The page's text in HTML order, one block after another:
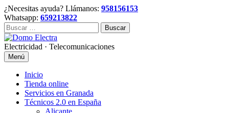
Skip
to
content
¿Necesitas ayuda? Llámanos: 958156153
Whatsapp: 659213822
Buscar:
Electricidad · Telecomunicaciones
Menú
Inicio
Tienda online
Servicios en Granada
Técnicos 2.0 en España
Alicante